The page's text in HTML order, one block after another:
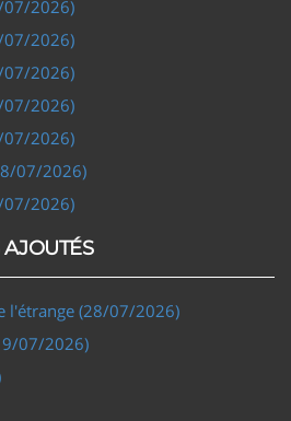
07/2026)
07/2026)
07/2026)
07/2026)
07/2026)
07/2026)
07/2026)
l'étrange (28/07/2026)
07/2026)